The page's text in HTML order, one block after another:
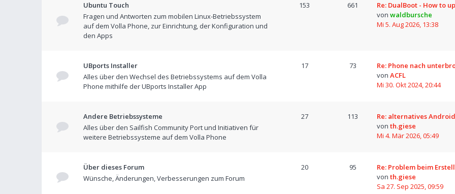
Ubuntu Touch
Fragen und Antworten zum mobilen Linux-Betriebssystem
auf dem Volla Phone, zur Einrichtung, der Konfiguration und
den Apps
153 661
Re: DualBoot - How to
von waldbursche
Mi 5. Aug 2026, 13:38
UBports Installer
Alles über den Wechsel des Betriebssystems auf dem Volla
Phone mithilfe der UBports Installer App
17 73
Re: Phone nach
von ACFL
Mi 30. Okt 2024, 20:44
Andere Betriebssysteme
Alles über den Sailfish Community Port und Initiativen für
weitere Betriebssysteme auf dem Volla Phone
27 113
Re: alternatives
von th.giese
Mi 4. Mär 2026, 05:49
Über dieses Forum
Wünsche, Änderungen, Verbesserungen zum Forum
20 95
Re: Problem beim
von th.giese
Sa 27. Sep 2025, 09:59